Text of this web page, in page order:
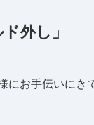
外し」
にお手伝いにき